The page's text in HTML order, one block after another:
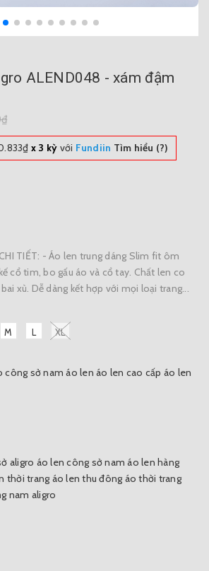
ALEND048 - xám đậm
x 3 kỳ với Fundiin Tìm hiểu (?)
TIẾT: - Áo len trung dáng Slim fit ôm
cổ tim, bo gấu áo và cổ tay. Chất len co
xù. Dễ dàng kết hợp với mọi loại trang...
M L XL
công sở nam áo len áo len cao cấp áo len
aligro áo len công sở nam áo len hàng
thời trang áo len thu đông áo thời trang
nam aligro